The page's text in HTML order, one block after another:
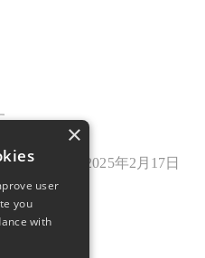
オフ会！】2025年2月17日
×
user
you
with